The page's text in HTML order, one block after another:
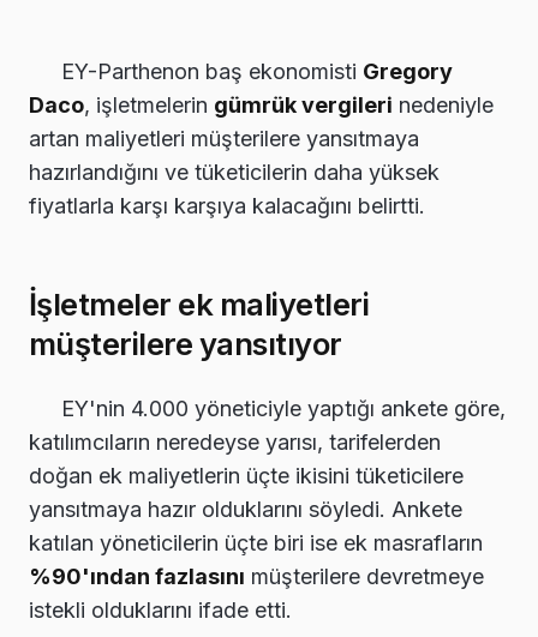
EY-Parthenon baş ekonomisti Gregory
Daco, işletmelerin gümrük vergileri nedeniyle
artan maliyetleri müşterilere yansıtmaya
hazırlandığını ve tüketicilerin daha yüksek
fiyatlarla karşı karşıya kalacağını belirtti.
İşletmeler ek maliyetleri
müşterilere yansıtıyor
EY'nin 4.000 yöneticiyle yaptığı ankete göre,
katılımcıların neredeyse yarısı, tarifelerden
doğan ek maliyetlerin üçte ikisini tüketicilere
yansıtmaya hazır olduklarını söyledi. Ankete
katılan yöneticilerin üçte biri ise ek masrafların
%90'ından fazlasını müşterilere devretmeye
istekli olduklarını ifade etti.